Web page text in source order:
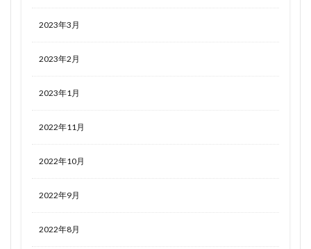
2023年3月
2023年2月
2023年1月
2022年11月
2022年10月
2022年9月
2022年8月